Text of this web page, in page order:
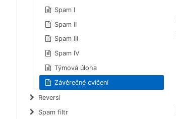
Spam I
Spam II
Spam III
Spam IV
Týmová úloha
Závěrečné cvičení
Reversi
Spam filtr